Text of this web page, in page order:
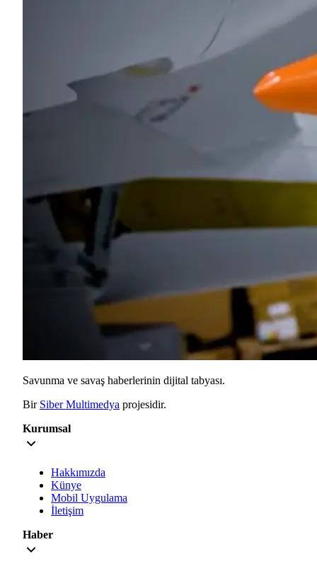
Savunma ve savaş haberlerinin dijital tabyası.
Bir Siber Multimedya projesidir.
Kurumsal
Hakkımızda
Künye
Mobil Uygulama
İletişim
Haber